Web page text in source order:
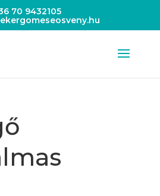
70 9432105